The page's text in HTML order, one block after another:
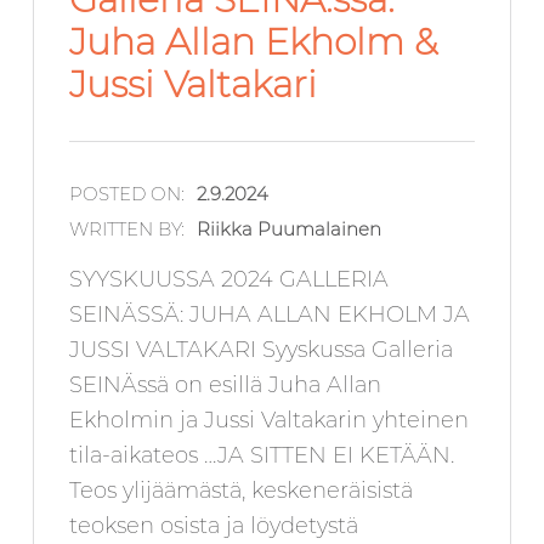
Juha Allan Ekholm &
Jussi Valtakari
POSTED ON:
2.9.2024
WRITTEN BY:
Riikka Puumalainen
SYYSKUUSSA 2024 GALLERIA
SEINÄSSÄ: JUHA ALLAN EKHOLM JA
JUSSI VALTAKARI Syyskussa Galleria
SEINÄssä on esillä Juha Allan
Ekholmin ja Jussi Valtakarin yhteinen
tila-aikateos …JA SITTEN EI KETÄÄN.
Teos ylijäämästä, keskeneräisistä
teoksen osista ja löydetystä